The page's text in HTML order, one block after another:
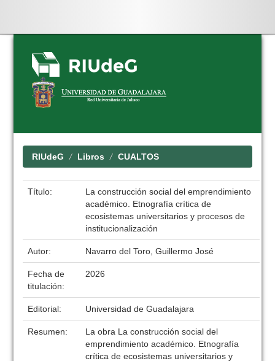
Skip
navigation
RIUdeG Libros CUALTOS
Título:
La construcción social del emprendimiento
académico. Etnografía crítica de
ecosistemas universitarios y procesos de
institucionalización
Autor: Navarro del Toro, Guillermo José
Fecha de
titulación:
2026
Editorial: Universidad de Guadalajara
Resumen:
La obra La construcción social del
emprendimiento académico. Etnografía
crítica de ecosistemas universitarios y